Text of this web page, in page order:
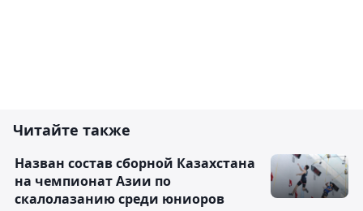
Читайте также
Назван состав сборной Казахстана
на чемпионат Азии по
скалолазанию среди юниоров